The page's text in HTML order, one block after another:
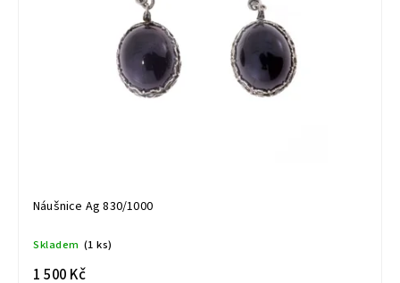
Náušnice Ag 830/1000
Skladem (1 ks)
1 500 Kč